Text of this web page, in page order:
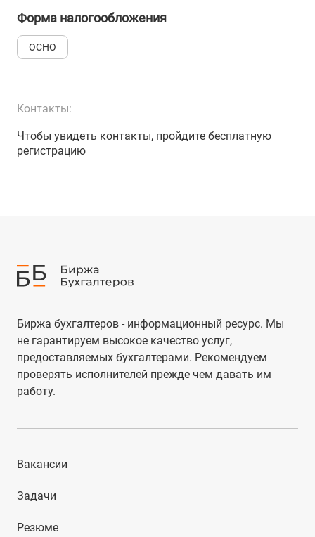
Форма налогообложения
ОСНО
Контакты:
Чтобы увидеть контакты, пройдите бесплатную
регистрацию
Биржа бухгалтеров - информационный ресурс. Мы
не гарантируем высокое качество услуг,
предоставляемых бухгалтерами. Рекомендуем
проверять исполнителей прежде чем давать им
работу.
Вакансии
Задачи
Резюме